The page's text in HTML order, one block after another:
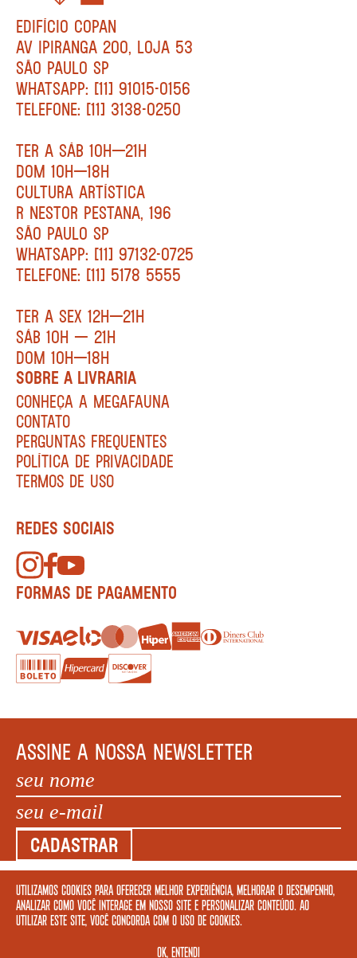
Utilizamos cookies para oferecer melhor experiência, melhorar o desempenho,
analizar como você interage em nosso site e personalizar conteúdo. Ao
utilizar este site, você concorda com o uso de cookies.
OK, ENTENDI
EDIFÍCIO COPAN
AV IPIRANGA 200, LOJA 53
SÃO PAULO SP
WHATSAPP: [11] 91015-0156
TELEFONE: [11] 3138-0250
TER A SÁB 10H—21H
DOM 10H—18H
CULTURA ARTÍSTICA
R NESTOR PESTANA, 196
SÃO PAULO SP
WHATSAPP: [11] 97132-0725
TELEFONE: [11] 5178 5555
TER A SEX 12H—21H
SÁB 10H — 21H
DOM 10H—18H
SOBRE A LIVRARIA
CONHEÇA A MEGAFAUNA
CONTATO
PERGUNTAS FREQUENTES
POLÍTICA DE PRIVACIDADE
TERMOS DE USO
REDES SOCIAIS
FORMAS DE PAGAMENTO
ASSINE A NOSSA NEWSLETTER
CADASTRAR
COPYRIGHT MEGAFAUNA LIVRARIA LTDA. - CNPJ: 34.840.986/0001-20. EDIFÍCIO COPAN AV
IPIRANGA, 200 LOJA 5 - SÃO PAULO – SP 01046 010. © 2022 TODOS OS DIREITOS
RESERVADOS.